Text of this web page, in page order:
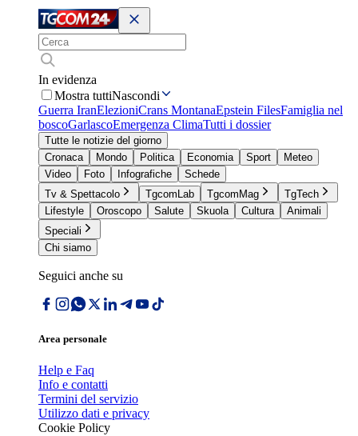
In evidenza
Mostra tuttiNascondi
Guerra IranElezioniCrans MontanaEpstein FilesFamiglia nel
boscoGarlascoEmergenza ClimaTutti i dossier
Tutte le notizie del giorno
Cronaca
Mondo Politica Economia Sport
Meteo
Video
Foto Infografiche
Schede
Tv & Spettacolo
TgcomLab TgcomMag
TgTech
Lifestyle
Oroscopo Salute Skuola Cultura
Animali
Speciali
Chi siamo
Seguici anche su
Area personale
Help e Faq
Info e contatti
Termini del servizio
Utilizzo dati e privacy
Cookie Policy